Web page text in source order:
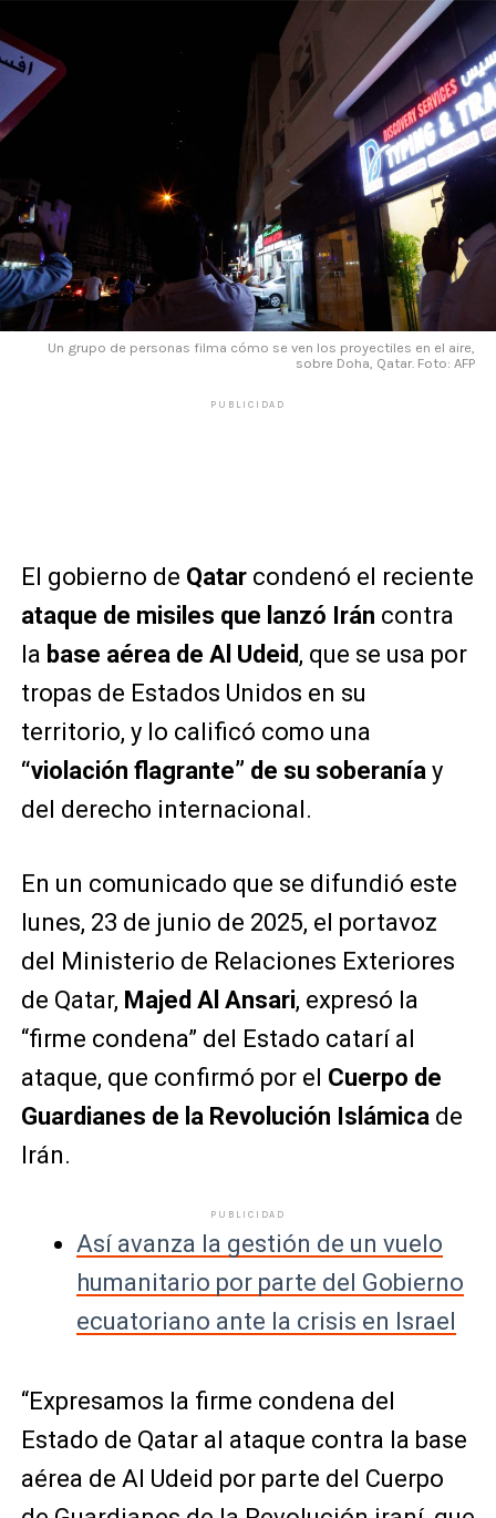
Un grupo de personas filma cómo se ven los proyectiles en el aire,
sobre Doha, Qatar. Foto: AFP
PUBLICIDAD
El gobierno de Qatarcondenó el reciente
ataque de misiles que lanzó Irán contra
la base aérea de Al Udeid , que se usa por
tropas de Estados Unidos en su
territorio, y lo calificó como una
“violación flagrante” de su soberanía y
del derecho internacional.
En un comunicado que se difundió este
lunes, 23 de junio de 2025, el portavoz
del Ministerio de Relaciones Exteriores
de Qatar, Majed Al Ansari, expresó la
“firme condena” del Estado catarí al
ataque, que confirmó por el Cuerpo de
Guardianes de la Revolución Islámica de
Irán.
PUBLICIDAD
Así avanza la gestión de un vuelo
humanitario por parte del Gobierno
ecuatoriano ante la crisis en Israel
“Expresamos la firme condena del
Estado de Qatar al ataque contra la base
aérea de Al Udeid por parte del Cuerpo